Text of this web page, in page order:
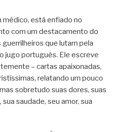
médico, está enfiado no
com um destacamento do
que lutam pela
jugo português. Ele escreve
– cartas apaixonadas,
relatando um pouco
sobretudo suas dores, suas
saudade, seu amor, sua